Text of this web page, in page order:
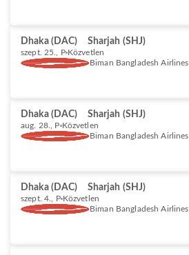
Dhaka (DAC) Sharjah (SHJ)
szept. 25., P Közvetlen
Biman Bangladesh Airlines
Dhaka (DAC) Sharjah (SHJ)
aug. 28., P Közvetlen
Biman Bangladesh Airlines
Dhaka (DAC) Sharjah (SHJ)
szept. 4., P Közvetlen
Biman Bangladesh Airlines